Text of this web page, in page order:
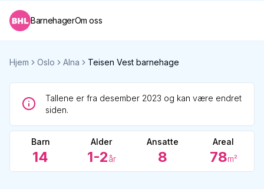
BarnehagerOm oss
Hjem Oslo Alna Teisen Vest barnehage
Tallene er fra desember 2023 og kan være endret
siden.
Barn
14
Alder
1-2år
Ansatte
8
Areal
78m²